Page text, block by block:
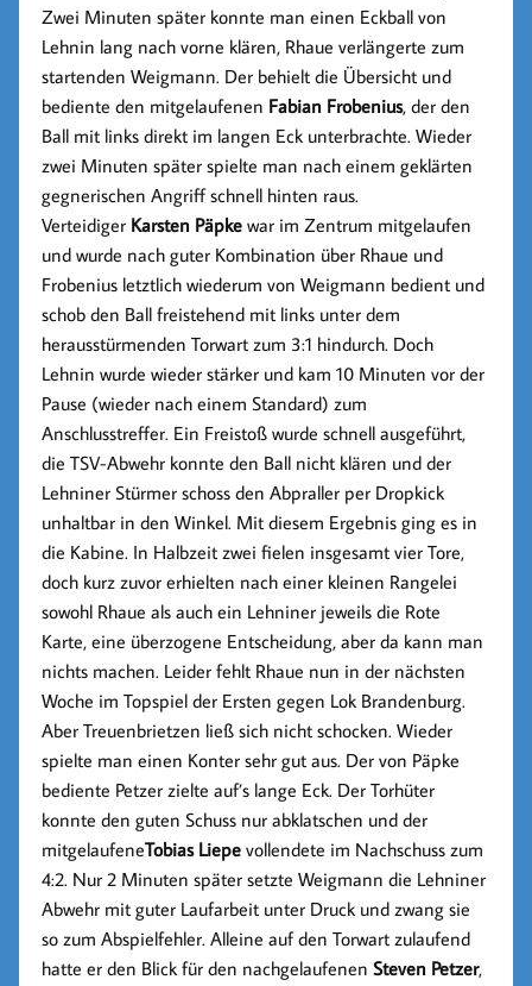
Zwei Minuten später konnte man einen Eckball von
Lehnin lang nach vorne klären, Rhaue verlängerte zum
startenden Weigmann. Der behielt die Übersicht und
bediente den mitgelaufenen Fabian Frobenius, der den
Ball mit links direkt im langen Eck unterbrachte. Wieder
zwei Minuten später spielte man nach einem geklärten
gegnerischen Angriff schnell hinten raus.
Verteidiger Karsten Päpke war im Zentrum mitgelaufen
und wurde nach guter Kombination über Rhaue und
Frobenius letztlich wiederum von Weigmann bedient und
schob den Ball freistehend mit links unter dem
herausstürmenden Torwart zum 3:1 hindurch. Doch
Lehnin wurde wieder stärker und kam 10 Minuten vor der
Pause (wieder nach einem Standard) zum
Anschlusstreffer. Ein Freistoß wurde schnell ausgeführt,
die TSV-Abwehr konnte den Ball nicht klären und der
Lehniner Stürmer schoss den Abpraller per Dropkick
unhaltbar in den Winkel. Mit diesem Ergebnis ging es in
die Kabine. In Halbzeit zwei fielen insgesamt vier Tore,
doch kurz zuvor erhielten nach einer kleinen Rangelei
sowohl Rhaue als auch ein Lehniner jeweils die Rote
Karte, eine überzogene Entscheidung, aber da kann man
nichts machen. Leider fehlt Rhaue nun in der nächsten
Woche im Topspiel der Ersten gegen Lok Brandenburg.
Aber Treuenbrietzen ließ sich nicht schocken. Wieder
spielte man einen Konter sehr gut aus. Der von Päpke
bediente Petzer zielte auf’s lange Eck. Der Torhüter
konnte den guten Schuss nur abklatschen und der
mitgelaufeneTobias Liepe vollendete im Nachschuss zum
4:2. Nur 2 Minuten später setzte Weigmann die Lehniner
Abwehr mit guter Laufarbeit unter Druck und zwang sie
so zum Abspielfehler. Alleine auf den Torwart zulaufend
hatte er den Blick für den nachgelaufenenSteven Petzer,